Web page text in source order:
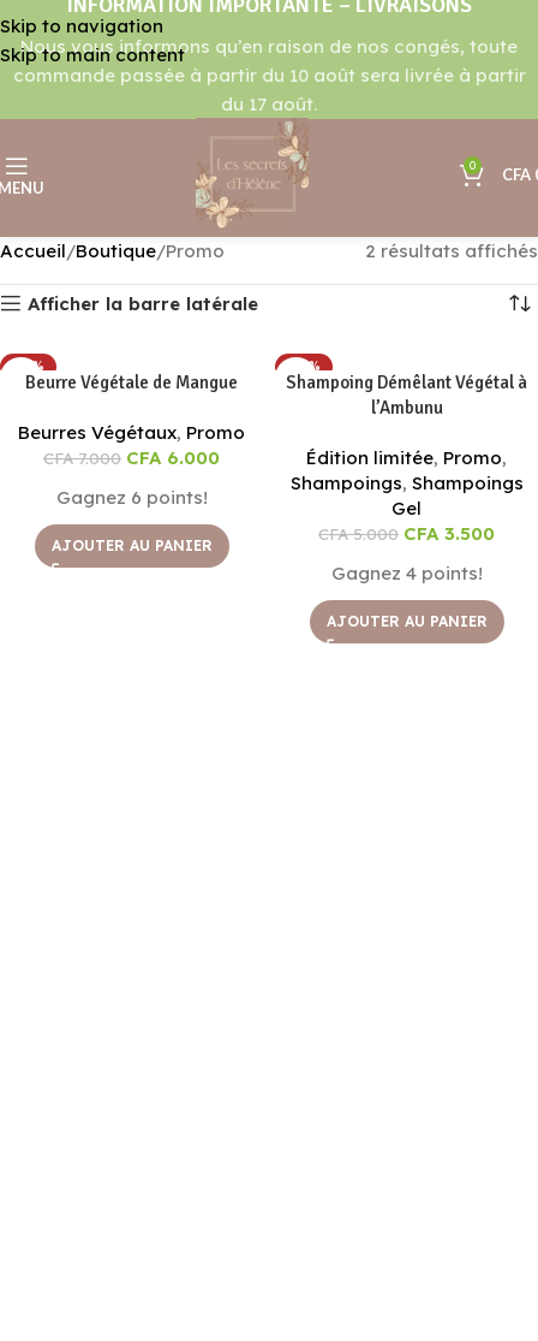
Skip to navigation
Skip to main content
Nous vous informons qu’en raison de nos congés, toute
commande passée à partir du 10 août sera livrée à partir
du 17 août.
0 CFA
Accueil Boutique Promo 2 résultats affichés
Afficher la barre latérale
-14%
Beurre Végétale de Mangue
Beurres Végétaux, Promo
CFA7.000 CFA6.000
Gagnez 6 points!
AJOUTER AU PANIER
-30%
Shampoing Démêlant Végétal à
l’Ambunu
Édition limitée, Promo,
Shampoings, Shampoings
Gel
CFA5.000 CFA3.500
Gagnez 4 points!
AJOUTER AU PANIER